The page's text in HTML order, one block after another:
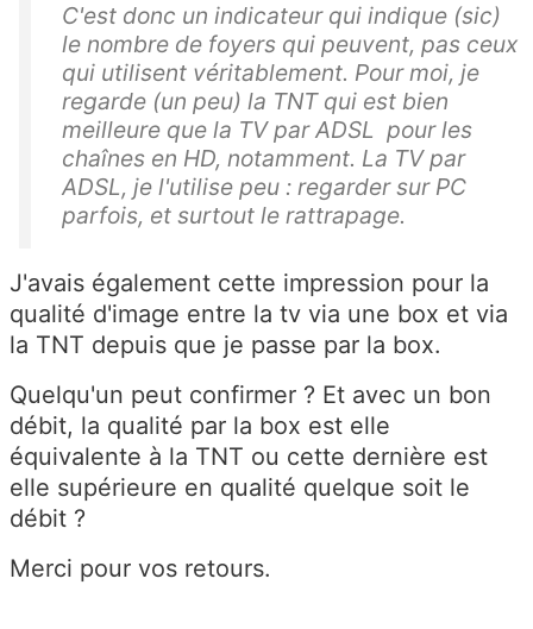
C'est donc un indicateur qui indique (sic)
le nombre de foyers qui peuvent, pas ceux
qui utilisent véritablement. Pour moi, je
regarde (un peu) la TNT qui est bien
meilleure que la TV par ADSL pour les
chaînes en HD, notamment. La TV par
ADSL, je l'utilise peu : regarder sur PC
parfois, et surtout le rattrapage.
J'avais également cette impression pour la
qualité d'image entre la tv via une box et via
la TNT depuis que je passe par la box.
Quelqu'un peut confirmer ? Et avec un bon
débit, la qualité par la box est elle
équivalente à la TNT ou cette dernière est
elle supérieure en qualité quelque soit le
débit ?
Merci pour vos retours.